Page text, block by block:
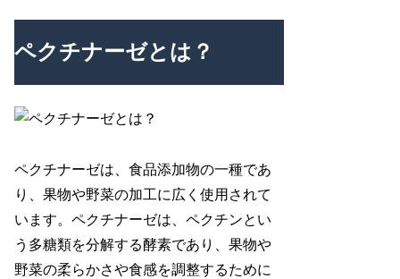
ペクチナーゼとは？
ペクチナーゼは、食品添加物の一種であ
り、果物や野菜の加工に広く使用されて
います。ペクチナーゼは、ペクチンとい
う多糖類を分解する酵素であり、果物や
野菜の柔らかさや食感を調整するために